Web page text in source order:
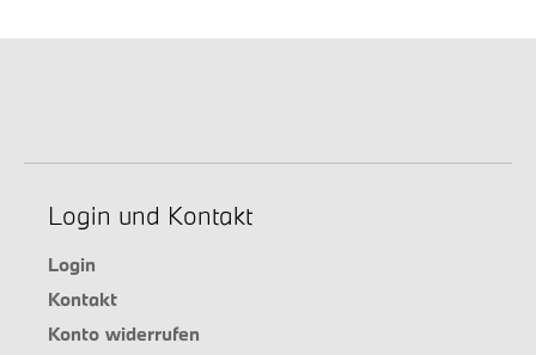
Login und Kontakt
Login
Kontakt
Konto widerrufen